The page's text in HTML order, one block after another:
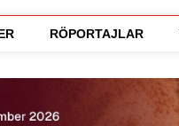
RÖPORTAJLAR